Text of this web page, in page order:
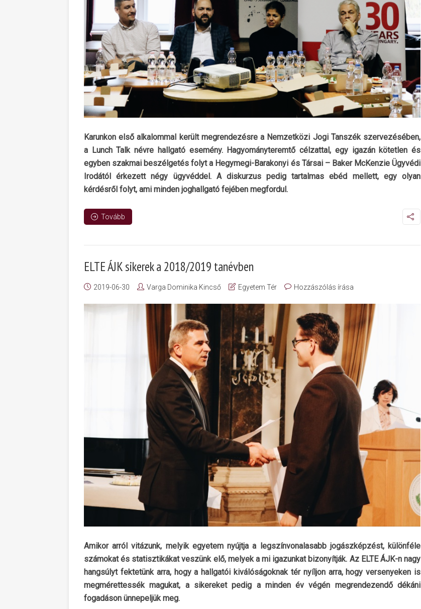
Karunkon első alkalommal került megrendezésre a Nemzetközi Jogi Tanszék szervezésében,
a Lunch Talk névre hallgató esemény. Hagyományteremtő célzattal, egy igazán kötetlen és
egyben szakmai beszélgetés folyt a Hegymegi-Barakonyi és Társai – Baker McKenzie Ügyvédi
Irodától érkezett négy ügyvéddel. A diskurzus pedig tartalmas ebéd mellett, egy olyan
kérdésről folyt, ami minden joghallgató fejében megfordul.
Tovább
ELTE ÁJK sikerek a 2018/2019 tanévben
2019-06-30 Varga Dominika Kincső Egyetem Tér Hozzászólás írása
Amikor arról vitázunk, melyik egyetem nyújtja a legszínvonalasabb jogászképzést, különféle
számokat és statisztikákat veszünk elő, melyek a mi igazunkat bizonyítják. Az ELTE ÁJK-n nagy
hangsúlyt fektetünk arra, hogy a hallgatói kiválóságoknak tér nyíljon arra, hogy versenyeken is
megmérettessék magukat, a sikereket pedig a minden év végén megrendezendő dékáni
fogadáson ünnepeljük meg.